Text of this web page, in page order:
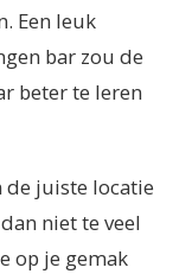
Een leuk
bar zou de
beter te leren
de juiste locatie
niet te veel
op je gemak